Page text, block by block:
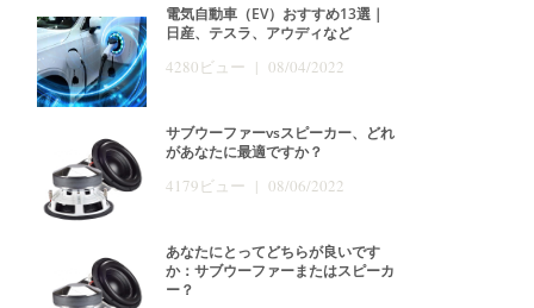
電気自動車（EV）おすすめ13選｜
日産、テスラ、アウディなど
4280ビュー | 08/04/2022
サブウーファーvsスピーカー、どれ
があなたに最適ですか？
4179ビュー | 08/06/2022
あなたにとってどちらが良いです
か：サブウーファーまたはスピーカ
ー？